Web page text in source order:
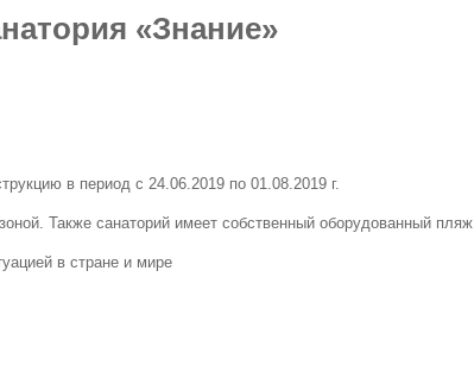
«Знание»
в период с 24.06.2019 по 01.08.2019 г.
Также санаторий имеет собственный оборудованный пляж.
в стране и мире